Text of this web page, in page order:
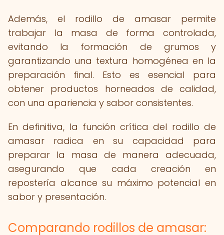
Además, el rodillo de amasar permite
trabajar la masa de forma controlada,
evitando la formación de grumos y
garantizando una textura homogénea en la
preparación final. Esto es esencial para
obtener productos horneados de calidad,
con una apariencia y sabor consistentes.
En definitiva, la función crítica del rodillo de
amasar radica en su capacidad para
preparar la masa de manera adecuada,
asegurando que cada creación en
repostería alcance su máximo potencial en
sabor y presentación.
Comparando rodillos de amasar: